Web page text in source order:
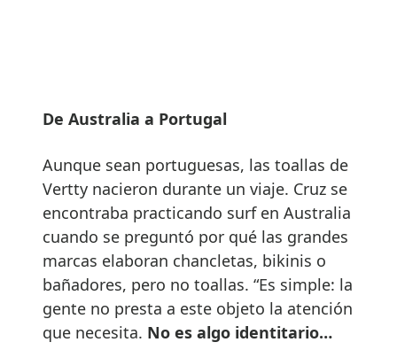
De Australia a Portugal
Aunque sean portuguesas, las toallas de
Vertty nacieron durante un viaje. Cruz se
encontraba practicando surf en Australia
cuando se preguntó por qué las grandes
marcas elaboran chancletas, bikinis o
bañadores, pero no toallas. “Es simple: la
gente no presta a este objeto la atención
que necesita. No es algo identitario…